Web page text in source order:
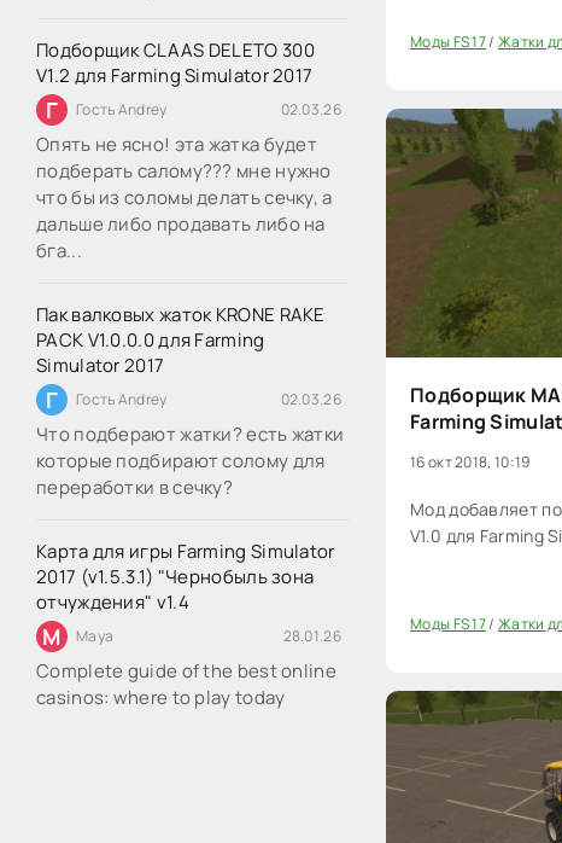
Подборщик CLAAS DELETO 300
V1.2 для Farming Simulator 2017
Г Гость Andrey 02.03.26
Опять не ясно! эта жатка будет
подберать салому??? мне нужно
что бы из соломы делать сечку, а
дальше либо продавать либо на
бга...
Пак валковых жаток KRONE RAKE
PACK V1.0.0.0 для Farming
Simulator 2017
Г Гость Andrey 02.03.26
Что подберают жатки? есть жатки
которые подбирают солому для
переработки в сечку?
Карта для игры Farming Simulator
2017 (v1.5.3.1) "Чернобыль зона
отчуждения" v1.4
M Maya 28.01.26
Complete guide of the best online
casinos: where to play today
20
Моды FS 17/ Жатки
Подборщик
Farming
16 окт 2018, 10:19
Мод добавляет
V1.0 для Farming
Моды FS 17/ Жатки